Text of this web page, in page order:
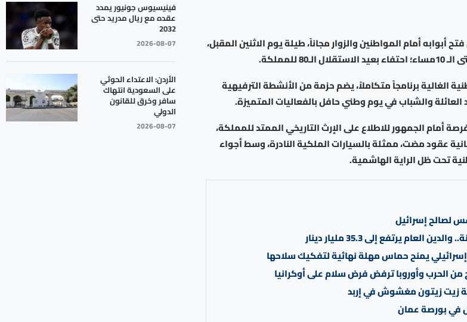
أمام المواطنين والزوار مجاناً، طيلة يوم الاثنين المقبل،
الغالية برنامجاً متكاملاً، يضم حزمة من الأنشطة الترفيهية
والشباب في يوم وطني حافل بالفعاليات المتميزة.
أمام الجمهور للاطلاع على الإرث التاريخي الممتد للمملكة،
عقود مضت، ممثلة بالسيارات الملكية النادرة، وسط أجواء
تحت ظل الراية الهاشمية.
لصالح إسرائيل
يمنح حماس مهلة نهائية لتفكيك سلاحها
من الحرب وأوروبا ترفض فرض سلام على أوكرانيا
فينيسيوس جونيور يمدد
عقده مع ريال مدريد حتى
2032
2026-08-07
الأردن: الاعتداء الحوثي
على السعودية انتهاك
سافر وخرق للقانون
الدولي
2026-08-07